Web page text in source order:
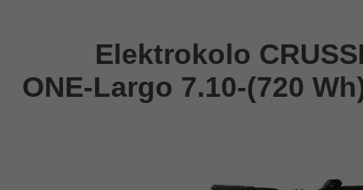
Elektrokolo
ONE-Largo 7.10-(720